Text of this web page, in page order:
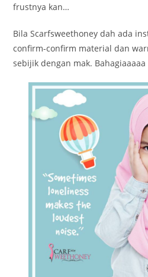
frustnya kan…
Bila Scarfsweethoney dah ada
confirm-confirm material dan
sebijik dengan mak.